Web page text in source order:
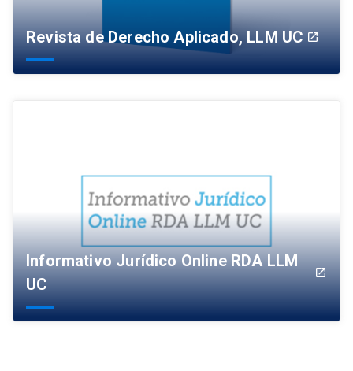
Revista de Derecho Aplicado, LLM UC launch
Informativo Jurídico Online RDA LLM
UC
launch